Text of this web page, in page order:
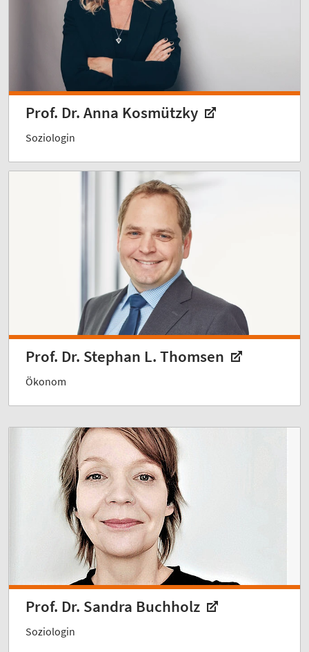
Prof. Dr. Anna Kosmützky
Soziologin
Prof. Dr. Stephan L. Thomsen
Ökonom
Prof. Dr. Sandra Buchholz
Soziologin